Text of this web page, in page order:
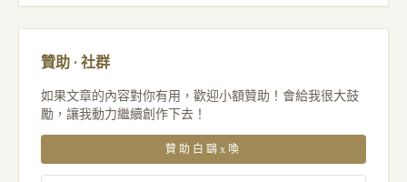
贊助 · 社群
如果文章的內容對你有用，歡迎小額贊助！會給我很大鼓
勵，讓我動力繼續創作下去！
贊助白鷗x喚